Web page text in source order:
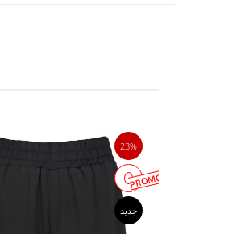
23%
PROMOTION
جدید